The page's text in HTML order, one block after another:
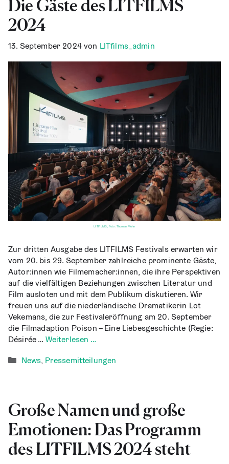
Die Gäs­te des LITFILMS
2024
13. September 2024von LITfilms_admin
LITFILMS, Foto: Thomas Mohn
Zur drit­ten Aus­ga­be des LITFILMS Fes­ti­vals erwar­ten wir
vom 20. bis 29. Sep­tem­ber zahl­rei­che pro­mi­nen­te Gäs­te,
Autor:innen wie Filmemacher:innen, die ihre Per­spek­ti­ven
auf die viel­fäl­ti­gen Bezie­hun­gen zwi­schen Lite­ra­tur und
Film aus­lo­ten und mit dem Publi­kum dis­ku­tie­ren. Wir
freu­en uns auf die nie­der­län­di­sche Dra­ma­ti­ke­rin Lot
Vekem­ans, die zur Fes­ti­val­er­öff­nung am 20. Sep­tem­ber
die Film­ad­ap­ti­on Poi­son – Eine Lie­bes­ge­schich­te (Regie:
Dési­rée … Wei­ter­le­sen …
Kategorien
News, Pressemitteilungen
Gro­ße Namen und gro­ße
Emo­tio­nen: Das Pro­gramm
des LITFILMS 2024 steht